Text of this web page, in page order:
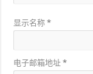
显示名称*
电子邮箱地址*